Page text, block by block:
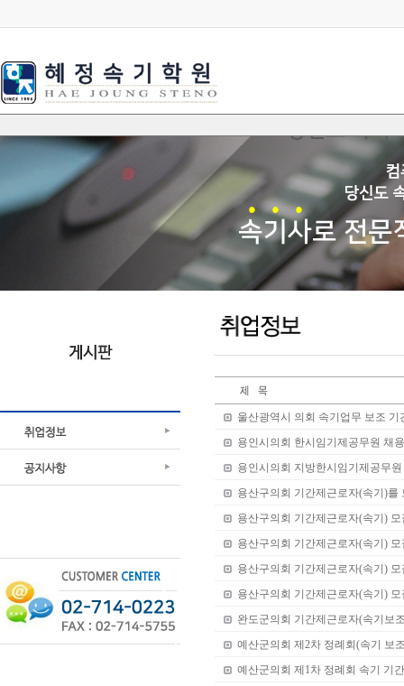
울산광역시 의회 속기업무 보조
용인시의회 한시임기제공무원 채
용인시의회 지방한시임기제공무
용산구의회 기간제근로자(속기)를
용산구의회 기간제근로자(속기) 모
용산구의회 기간제근로자(속기) 모
용산구의회 기간제근로자(속기) 모
용산구의회 기간제근로자(속기) 모
완도군의회 기간제근로자(속기보
예산군의회 제2차 정례회(속기 보
예산군의회 제1차 정례회 속기 기